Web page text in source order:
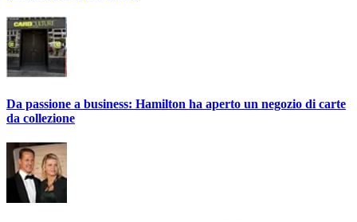
Da passione a business: Hamilton ha aperto un negozio di carte
da collezione